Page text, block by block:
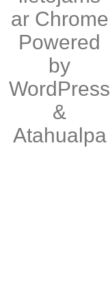
ar Chrome
Powered
by
WordPress
&
Atahualpa